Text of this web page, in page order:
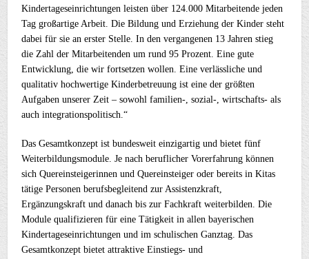
Kindertageseinrichtungen leisten über 124.000 Mitarbeitende jeden
Tag großartige Arbeit. Die Bildung und Erziehung der Kinder steht
dabei für sie an erster Stelle. In den vergangenen 13 Jahren stieg
die Zahl der Mitarbeitenden um rund 95 Prozent. Eine gute
Entwicklung, die wir fortsetzen wollen. Eine verlässliche und
qualitativ hochwertige Kinderbetreuung ist eine der größten
Aufgaben unserer Zeit – sowohl familien-, sozial-, wirtschafts- als
auch integrationspolitisch.“
Das Gesamtkonzept ist bundesweit einzigartig und bietet fünf
Weiterbildungsmodule. Je nach beruflicher Vorerfahrung können
sich Quereinsteigerinnen und Quereinsteiger oder bereits in Kitas
tätige Personen berufsbegleitend zur Assistenzkraft,
Ergänzungskraft und danach bis zur Fachkraft weiterbilden. Die
Module qualifizieren für eine Tätigkeit in allen bayerischen
Kindertageseinrichtungen und im schulischen Ganztag. Das
Gesamtkonzept bietet attraktive Einstiegs- und